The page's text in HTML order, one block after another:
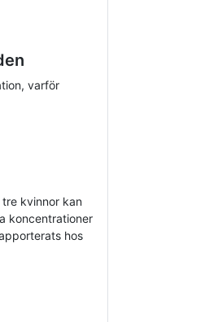
varför
kvinnor kan
koncentrationer
hos